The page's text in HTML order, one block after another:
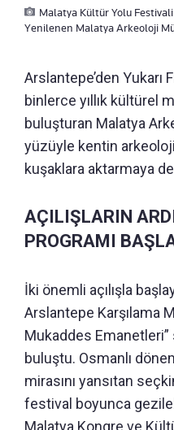
Malatya Kültür Yolu
Yenilenen Malatya Arkeoloji
Arslantepe’den Yukarı
binlerce yıllık kültürel
buluşturan Malatya
yüzüyle kentin
kuşaklara aktarmaya
AÇILIŞLARIN
PROGRAMI
İki önemli açılışla
Arslantepe Karşılama
Mukaddes
buluştu. Osmanlı
mirasını yansıtan
festival boyunca
Malatya Kongre ve